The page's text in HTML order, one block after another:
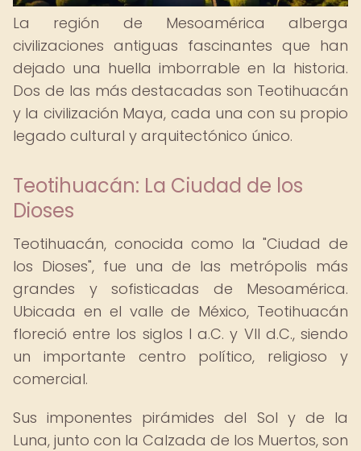
La región de Mesoamérica alberga
civilizaciones antiguas fascinantes que han
dejado una huella imborrable en la historia.
Dos de las más destacadas son Teotihuacán
y la civilización Maya, cada una con su propio
legado cultural y arquitectónico único.
Teotihuacán: La Ciudad de los
Dioses
Teotihuacán, conocida como la "Ciudad de
los Dioses", fue una de las metrópolis más
grandes y sofisticadas de Mesoamérica.
Ubicada en el valle de México, Teotihuacán
floreció entre los siglos I a.C. y VII d.C., siendo
un importante centro político, religioso y
comercial.
Sus imponentes pirámides del Sol y de la
Luna, junto con la Calzada de los Muertos, son